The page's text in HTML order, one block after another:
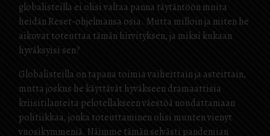
globalisteilla ei olisi valtaa panna täytäntöön muita
heidän Reset-ohjelmansa osia. Mutta milloin ja miten he
aikovat toteuttaa tämän hirvityksen, ja miksi kukaan
hyväksyisi sen?
Globalisteilla on tapana toimia vaiheittain ja asteittain,
mutta joskus he käyttävät hyväkseen dramaattisia
kriisitilanteita pelotellakseen väestöä noudattamaan
politiikkaa, jonka toteuttaminen olisi muuten vienyt
vuosikymmeniä. Näimme tämän selvästi pandemian